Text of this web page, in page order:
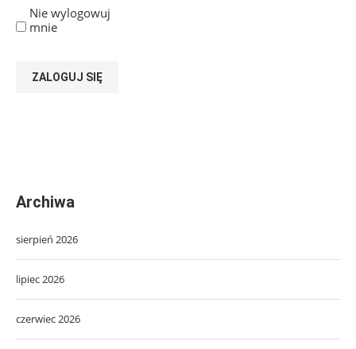
Nie wylogowuj
mnie
ZALOGUJ SIĘ
Archiwa
sierpień 2026
lipiec 2026
czerwiec 2026